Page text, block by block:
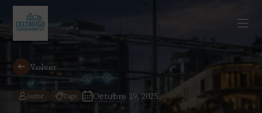
Volver
Autor Tags Octubre 19, 2025